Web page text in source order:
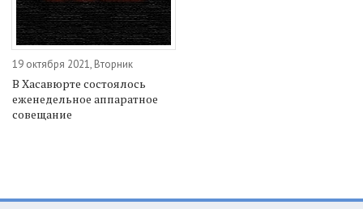
19 октября 2021, Вторник
В Хасавюрте состоялось
еженедельное аппаратное
совещание